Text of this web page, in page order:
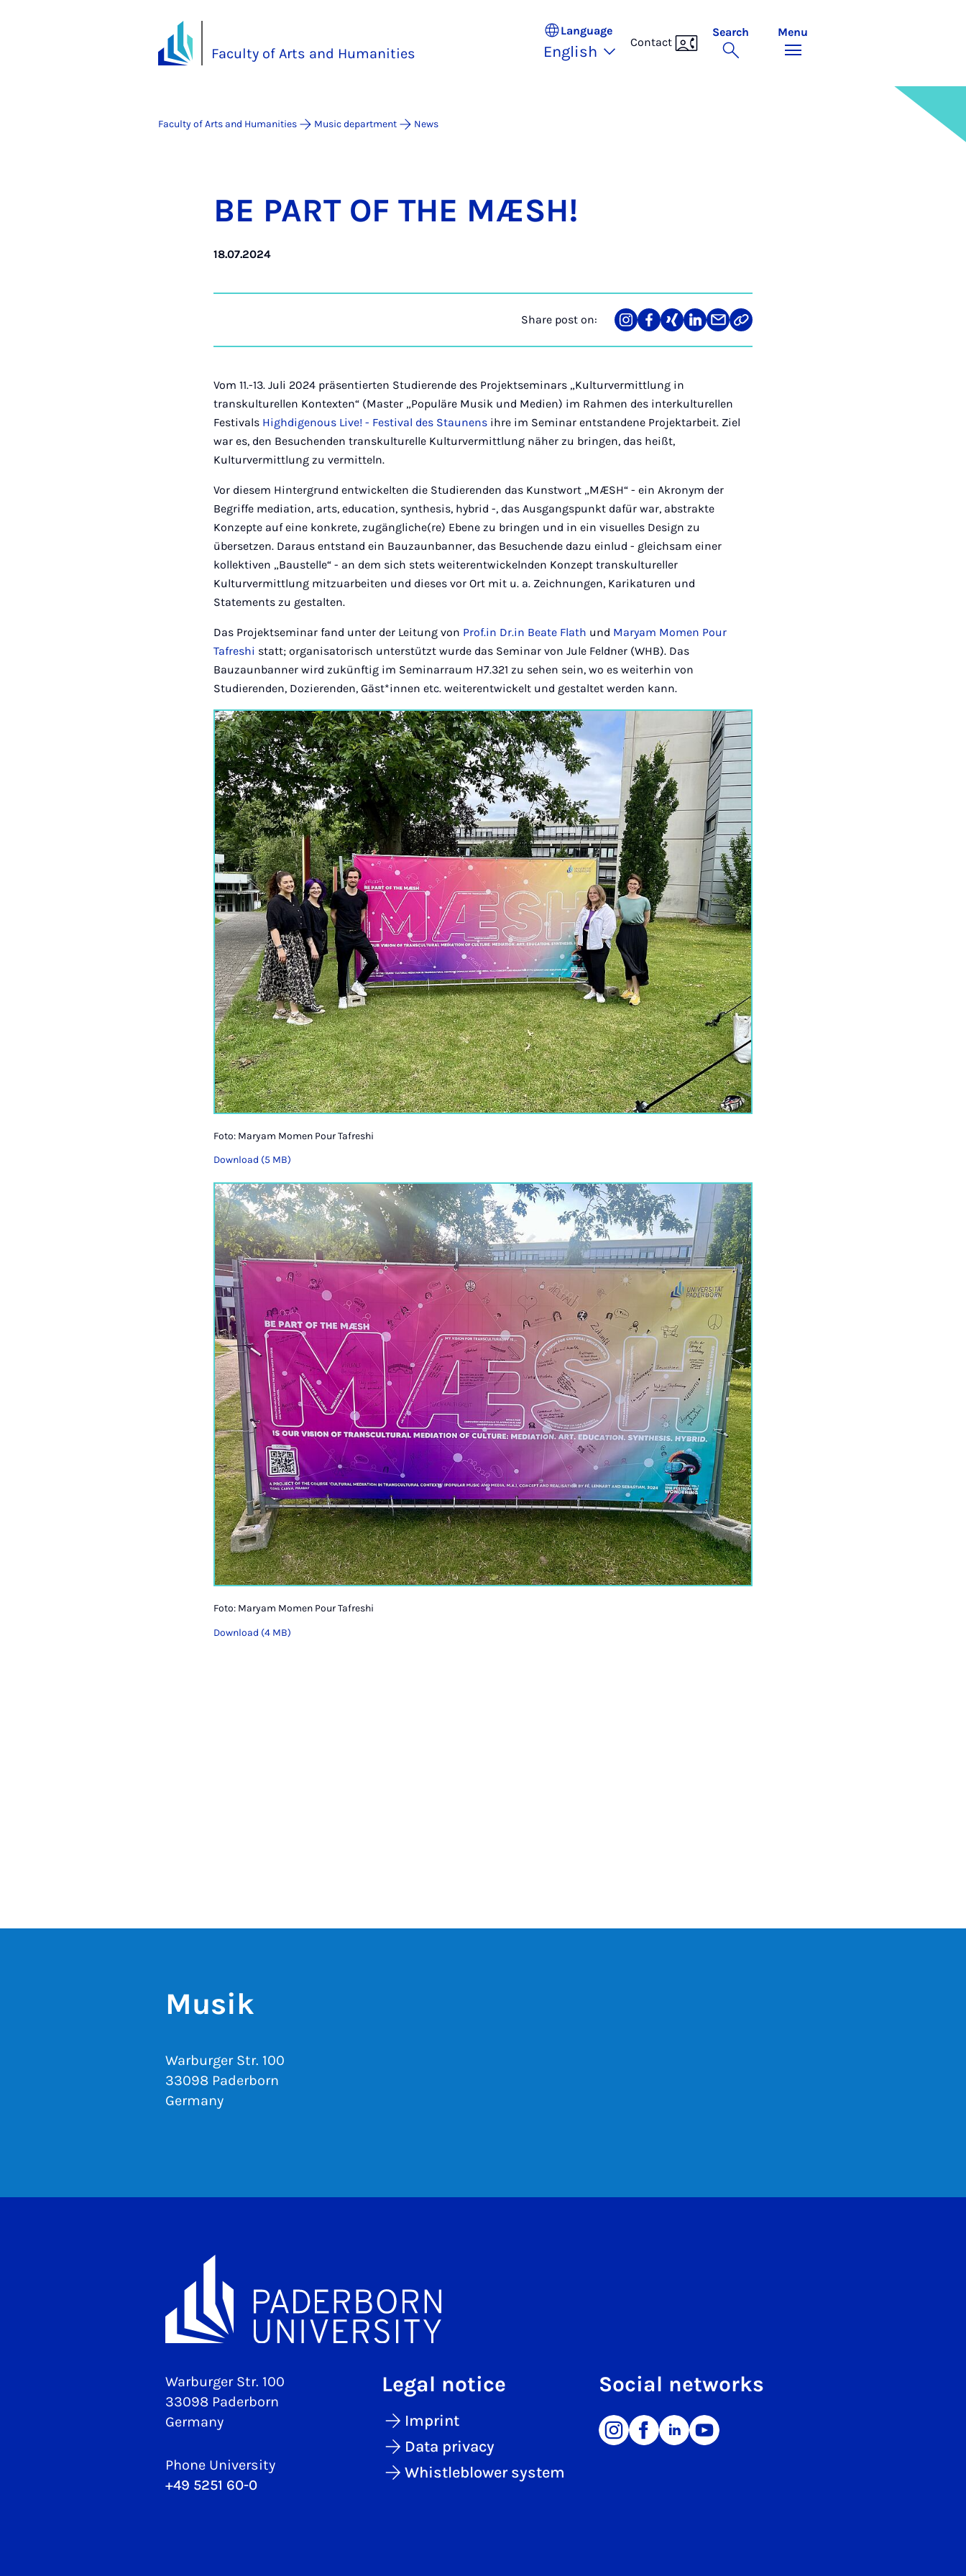
Faculty of Arts and Humanities
Language
English
Contact
Search Menu
Faculty of Arts and Humanities Music department News
BE PART OF THE MÆSH!
18.07.2024
Share post on:
Share
on
Teilen
auf
Teilen
auf
Teilen
auf
Teilen
über
Link
kopieren
Vom 11.-13. Juli 2024 präsentierten Studierende des Projektseminars „Kulturvermittlung in
transkulturellen Kontexten“ (Master „Populäre Musik und Medien) im Rahmen des interkulturellen
Festivals Highdigenous Live! - Festival des Staunens ihre im Seminar entstandene Projektarbeit. Ziel
war es, den Besuchenden transkulturelle Kulturvermittlung näher zu bringen, das heißt,
Kulturvermittlung zu vermitteln.
Vor diesem Hintergrund entwickelten die Studierenden das Kunstwort „MÆSH“ - ein Akronym der
Begriffe mediation, arts, education, synthesis, hybrid -, das Ausgangspunkt dafür war, abstrakte
Konzepte auf eine konkrete, zugängliche(re) Ebene zu bringen und in ein visuelles Design zu
übersetzen. Daraus entstand ein Bauzaunbanner, das Besuchende dazu einlud - gleichsam einer
kollektiven „Baustelle“ - an dem sich stets weiterentwickelnden Konzept transkultureller
Kulturvermittlung mitzuarbeiten und dieses vor Ort mit u. a. Zeichnungen, Karikaturen und
Statements zu gestalten.
Das Projektseminar fand unter der Leitung von Prof.in Dr.in Beate Flath und Maryam Momen Pour
Tafreshi statt; organisatorisch unterstützt wurde das Seminar von Jule Feldner (WHB). Das
Bauzaunbanner wird zukünftig im Seminarraum H7.321 zu sehen sein, wo es weiterhin von
Studierenden, Dozierenden, Gäst*innen etc. weiterentwickelt und gestaltet werden kann.
Foto: Maryam Momen Pour Tafreshi
Download (5 MB)
Foto: Maryam Momen Pour Tafreshi
Download (4 MB)
Musik
Warburger Str. 100
33098 Paderborn
Germany
Warburger Str. 100
33098 Paderborn
Germany
Phone University
+49 5251 60-0
Legal notice
Imprint
Data privacy
Whistleblower system
Social networks